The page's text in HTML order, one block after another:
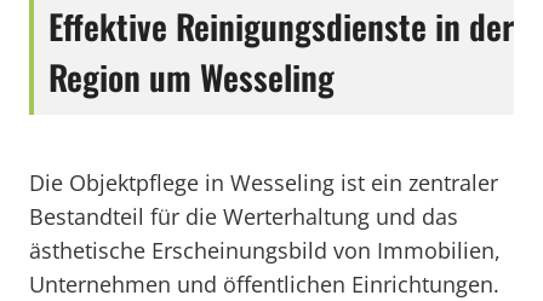
Effektive Reinigungsdienste in der
Region um Wesseling
Die Objektpflege in Wesseling ist ein zentraler
Bestandteil für die Werterhaltung und das
ästhetische Erscheinungsbild von Immobilien,
Unternehmen und öffentlichen Einrichtungen.